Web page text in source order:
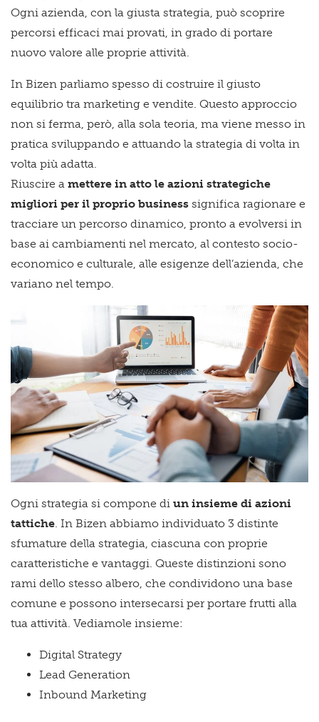
Ogni azienda, con la giusta strategia, può scoprire
percorsi efficaci mai provati, in grado di portare
nuovo valore alle proprie attività.
In Bizen parliamo spesso di costruire il giusto
equilibrio tra marketing e vendite. Questo approccio
non si ferma, però, alla sola teoria, ma viene messo in
pratica sviluppando e attuando la strategia di volta in
volta più adatta.
Riuscire a mettere in atto le azioni strategiche
migliori per il proprio business significa ragionare e
tracciare un percorso dinamico, pronto a evolversi in
base ai cambiamenti nel mercato, al contesto socio-
economico e culturale, alle esigenze dell’azienda, che
variano nel tempo.
Ogni strategia si compone di un insieme di azioni
tattiche. In Bizen abbiamo individuato 3 distinte
sfumature della strategia, ciascuna con proprie
caratteristiche e vantaggi. Queste distinzioni sono
rami dello stesso albero, che condividono una base
comune e possono intersecarsi per portare frutti alla
tua attività. Vediamole insieme:
Digital Strategy
Lead Generation
Inbound Marketing